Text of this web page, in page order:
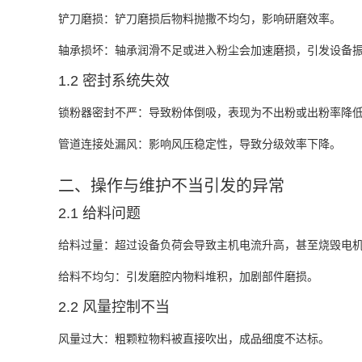
铲刀磨损‌：铲刀磨损后物料抛撒不均匀，影响研磨效率。
轴承损坏：轴承润滑不足或进入粉尘会加速磨损，引发设备振
1.2 密封系统失效
锁粉器密封不严：导致粉体倒吸，表现为不出粉或出粉率降低
管道连接处漏风‌：影响风压稳定性，导致分级效率下降。
二、操作与维护不当引发的异常
2.1 给料问题
给料过量：超过设备负荷会导致主机电流升高，甚至烧毁电机
给料不均匀‌：引发磨腔内物料堆积，加剧部件磨损。
2.2 风量控制不当
风量过大‌：粗颗粒物料被直接吹出，成品细度不达标。